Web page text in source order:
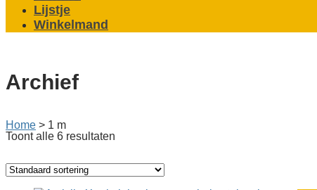
Lijstje
Winkelmand
Archief
Home > 1 m
Toont alle 6 resultaten